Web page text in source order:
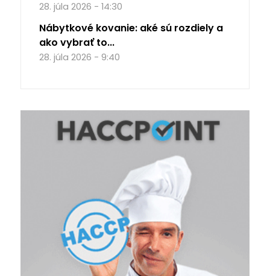
28. júla 2026 - 14:30
Nábytkové kovanie: aké sú rozdiely a
ako vybrať to...
28. júla 2026 - 9:40